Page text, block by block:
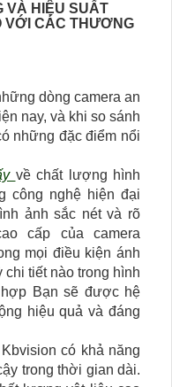
VÀ HIỆU SUẤT
VỚI CÁC THƯƠNG
dòng camera an
nay, và khi so sánh
những đặc điểm nổi
về chất lượng hình
công nghệ hiện đại
ảnh sắc nét và rõ
cấp của camera
mọi điều kiện ánh
chi tiết nào trong hình
Bạn sẽ được hệ
hiệu quả và đáng
có khả năng
trong thời gian dài.